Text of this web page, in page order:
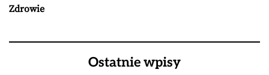
Zdrowie
Ostatnie wpisy